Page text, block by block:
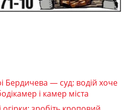
Бердичева — суд: водій хоче
і камер міста